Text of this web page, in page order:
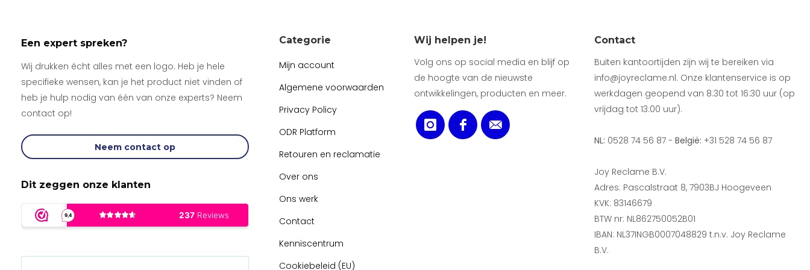
Een expert spreken?
Wij drukken écht alles met een logo. Heb je hele
specifieke wensen, kan je het product niet vinden of
heb je hulp nodig van één van onze experts? Neem
contact op!
Neem contact op
Dit zeggen onze klanten
Categorie
Mijn account
Algemene voorwaarden
Privacy Policy
ODR Platform
Retouren en reclamatie
Over ons
Ons werk
Contact
Kenniscentrum
Cookiebeleid (EU)
Wij helpen je!
Volg ons op social media en blijf op
de hoogte van de nieuwste
ontwikkelingen, producten en meer.
Contact
Buiten kantoortijden zijn wij te bereiken via
info@joyreclame.nl. Onze klantenservice is op
werkdagen geopend van 8:30 tot 16:30 uur (op
vrijdag tot 13:00 uur).
NL: 0528 74 56 87 - België: +31 528 74 56 87
Joy Reclame B.V.
Adres: Pascalstraat 8, 7903BJ Hoogeveen
KVK: 83146679
BTW nr: NL862750052B01
IBAN: NL37INGB0007048829 t.n.v. Joy Reclame
B.V.